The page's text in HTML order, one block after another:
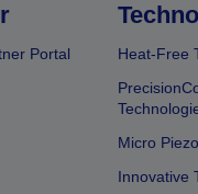
Portal
Heat-Free
Micro
Innovative